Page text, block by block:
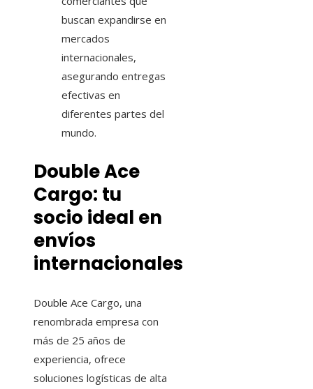
buscan expandirse en
mercados
internacionales,
asegurando entregas
efectivas en
diferentes partes del
mundo.
Double Ace
Cargo: tu
socio ideal en
envíos
internacionales
Double Ace Cargo, una
renombrada empresa con
más de 25 años de
experiencia, ofrece
soluciones logísticas de alta